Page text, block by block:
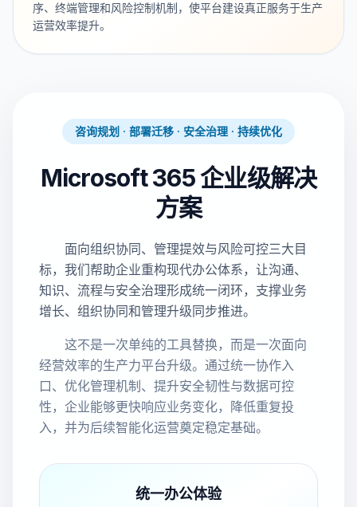
序、终端管理和风险控制机制，使平台建设真正服务于生产
运营效率提升。
咨询规划 · 部署迁移 · 安全治理 · 持续优化
Microsoft 365 企业级解决
方案
面向组织协同、管理提效与风险可控三大目
标，我们帮助企业重构现代办公体系，让沟通、
知识、流程与安全治理形成统一闭环，支撑业务
增长、组织协同和管理升级同步推进。
这不是一次单纯的工具替换，而是一次面向
经营效率的生产力平台升级。通过统一协作入
口、优化管理机制、提升安全韧性与数据可控
性，企业能够更快响应业务变化，降低重复投
入，并为后续智能化运营奠定稳定基础。
统一办公体验